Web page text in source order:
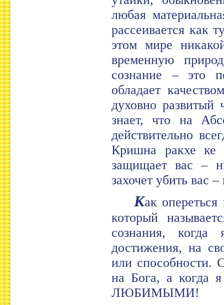
любая
рассеивается как
этом мире
временную
сознание – это
обладает
духовно развитый
знает, что на
действительно
Кришна ракхе
защищает вас –
захочет убить вас
Как
который
сознания,
достижения, на
или способности.
на Бога, а когда
ЛЮБИМЫМИ!